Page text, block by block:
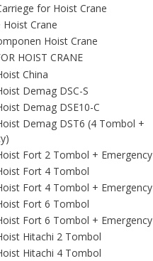
for Hoist Crane
Crane
Hoist Crane
HOIST CRANE
China
Demag DSC-S
Demag DSE10-C
Demag DST6 (4 Tombol +
Fort 2 Tombol + Emergency
Fort 4 Tombol
Fort 4 Tombol + Emergency
Fort 6 Tombol
Fort 6 Tombol + Emergency
Hitachi 2 Tombol
Hitachi 4 Tombol